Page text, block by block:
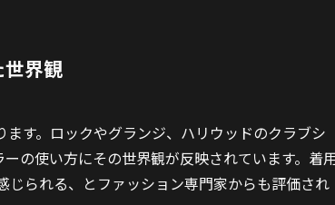
界観
す。ロックやグランジ、ハリウッドのクラブシ
の使い方にその世界観が反映されています。着
られる、とファッション専門家からも評価され